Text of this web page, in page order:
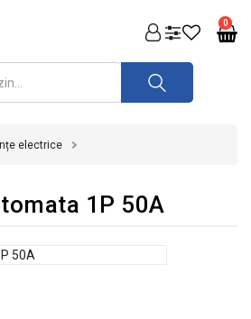
0
electrice
1P 50A